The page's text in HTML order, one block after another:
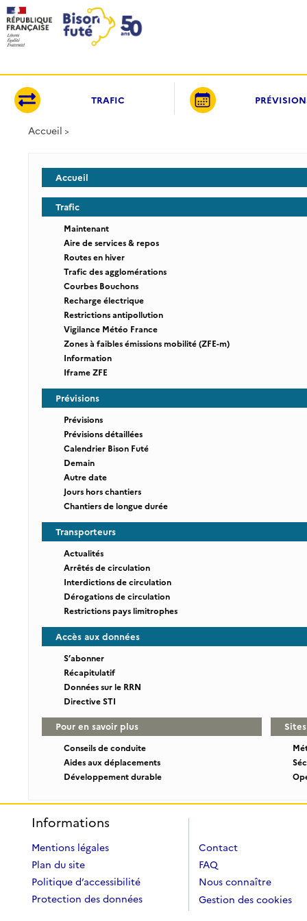
TRAFIC
Accueil
Accueil
Trafic
Maintenant
Aire de services & repos
Routes en hiver
Trafic des agglomérations
Courbes Bouchons
Recharge électrique
Restrictions antipollution
Vigilance Météo France
Zones à faibles émissions mobilité (ZFE-m)
Information
Iframe ZFE
Prévisions
Prévisions
Prévisions détaillées
Calendrier Bison Futé
Demain
Autre date
Jours hors chantiers
Chantiers de longue durée
Transporteurs
Actualités
Arrêtés de circulation
Interdictions de circulation
Dérogations de circulation
Restrictions pays limitrophes
Accès aux données
S’abonner
Récapitulatif
Données sur le RRN
Directive STI
Pour en savoir plus
Conseils de conduite
Aides aux déplacements
Développement durable
Informations
Mentions légales
Plan du site
Politique d’accessibilité
Protection des données
Contact
FAQ
Nous connaître
Gestion des cookies
Panneau de gestion des cookies